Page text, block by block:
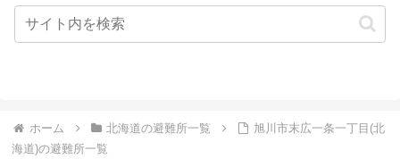
ホーム 北海道の避難所一覧
旭川市末広一条一丁目(北
海道)の避難所一覧